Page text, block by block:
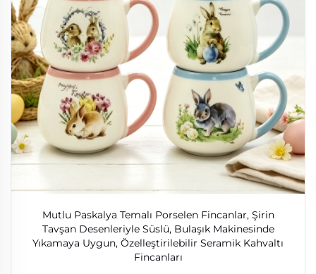
Mutlu Paskalya Temalı Porselen Fincanlar, Şirin
Tavşan Desenleriyle Süslü, Bulaşık Makinesinde
Yıkamaya Uygun, Özelleştirilebilir Seramik Kahvaltı
Fincanları